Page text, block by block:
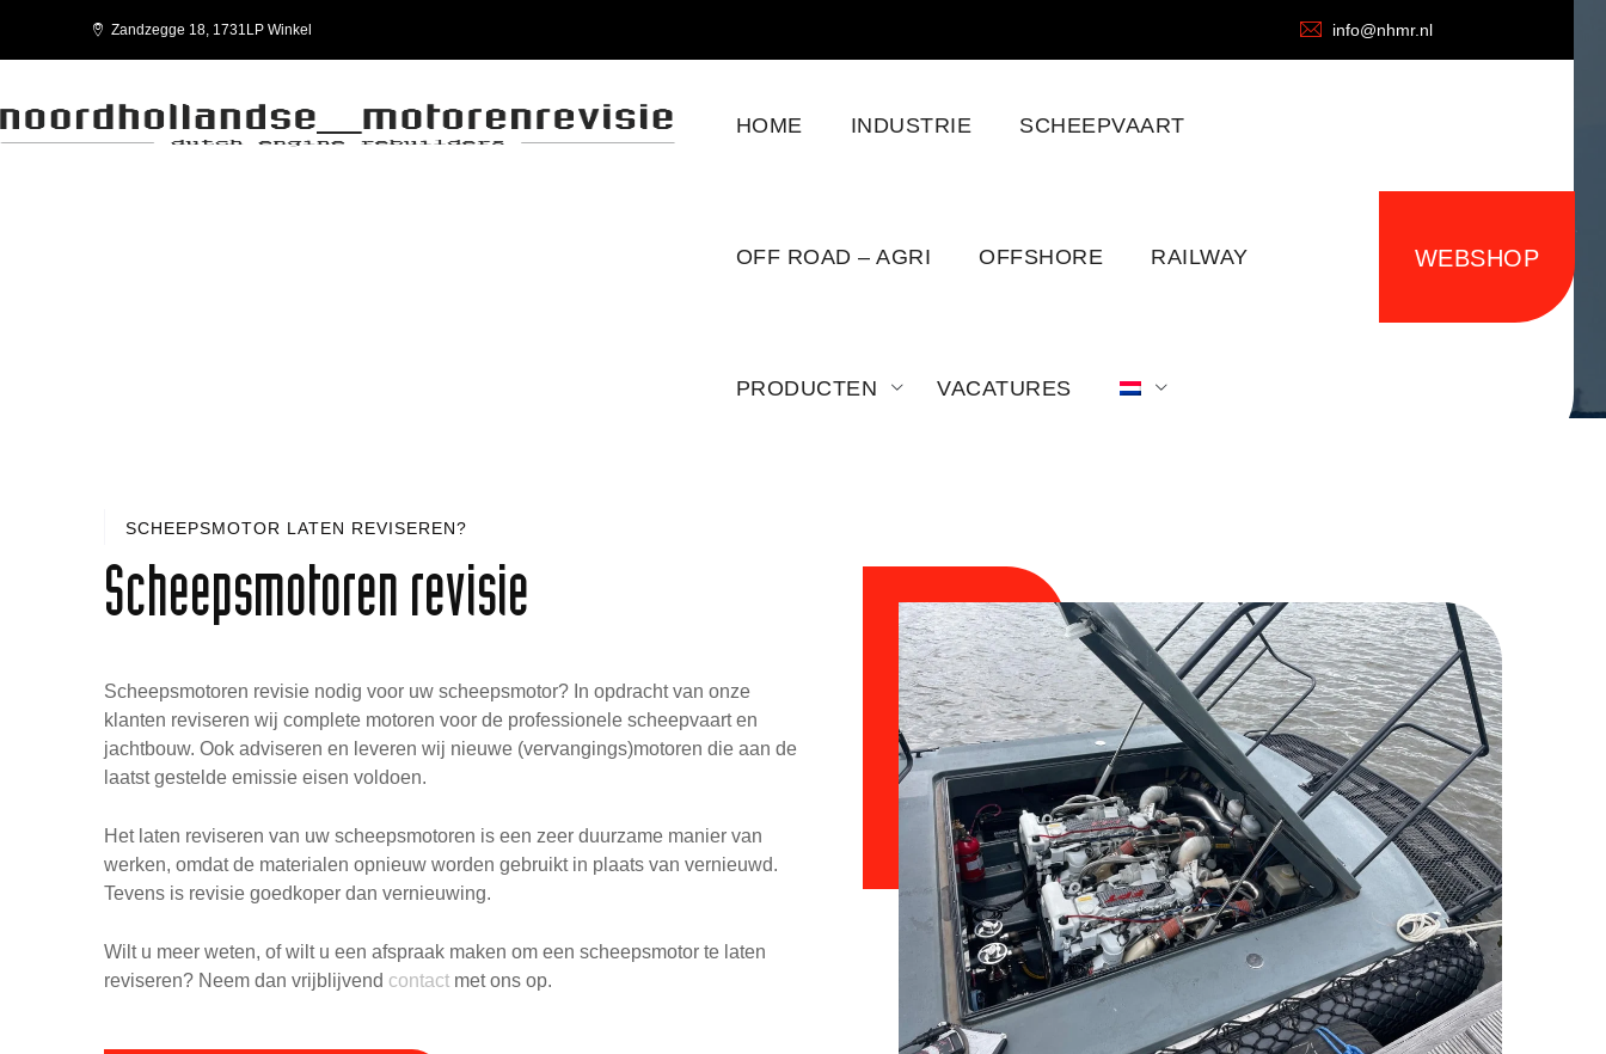
Zandzegge 18, 1731LP Winkel info@nhmr.nl
HOME INDUSTRIE SCHEEPVAART
OFF ROAD – AGRI OFFSHORE RAILWAY
PRODUCTEN VACATURES
WEBSHOP
SCHEEPSMOTOR LATEN REVISEREN?
Scheepsmotoren revisie
Scheepsmotoren revisie nodig voor uw scheepsmotor? In opdracht van onze
klanten reviseren wij complete motoren voor de professionele scheepvaart en
jachtbouw. Ook adviseren en leveren wij nieuwe (vervangings)motoren die aan de
laatst gestelde emissie eisen voldoen.
Het laten reviseren van uw scheepsmotoren is een zeer duurzame manier van
werken, omdat de materialen opnieuw worden gebruikt in plaats van vernieuwd.
Tevens is revisie goedkoper dan vernieuwing.
Wilt u meer weten, of wilt u een afspraak maken om een scheepsmotor te laten
reviseren? Neem dan vrijblijvend contact met ons op.